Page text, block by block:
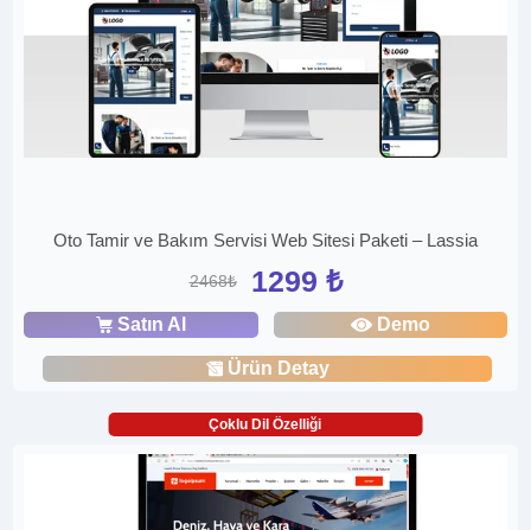
Oto Tamir ve Bakım Servisi Web Sitesi Paketi – Lassia
2468₺ 1299 ₺
Satın Al Demo
Ürün Detay
Çoklu Dil Özelliği